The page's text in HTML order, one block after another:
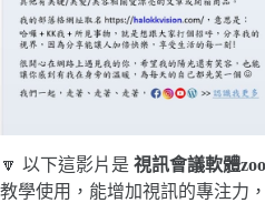
🔽 以下這影片是 視訊會議軟體
教學使用，能增加視訊的專注力